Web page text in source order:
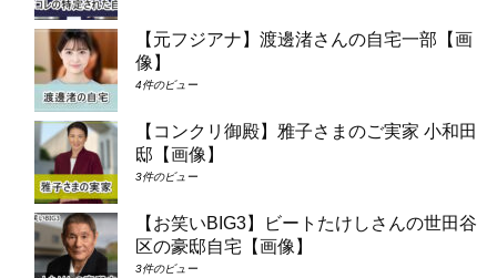
【元フジアナ】渡邊渚さんの自宅一部【画
像】
4件のビュー
【コンクリ御殿】雅子さまのご実家 小和田
邸【画像】
3件のビュー
【お笑いBIG3】ビートたけしさんの世田谷
区の豪邸自宅【画像】
3件のビュー